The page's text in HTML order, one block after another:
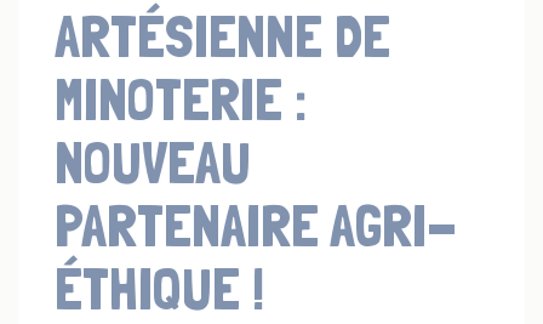
ARTÉSIENNE DE
MINOTERIE :
NOUVEAU
PARTENAIRE AGRI-
ÉTHIQUE !